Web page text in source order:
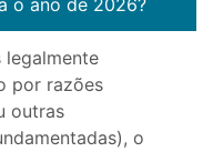
o ano de 2026?
legalmente
por razões
outras
o